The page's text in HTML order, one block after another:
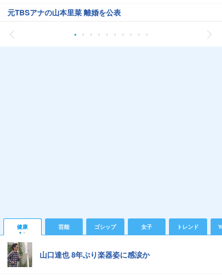
元TBSアナの山本里菜 離婚を公表
健康 芸能 ゴシップ 女子 トレンド
山口達也 8年ぶり楽器姿に感涙か